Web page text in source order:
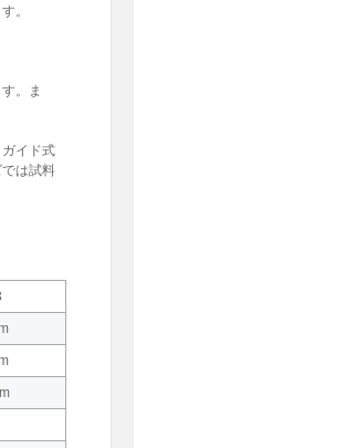
。
。ま
イド式
は試料